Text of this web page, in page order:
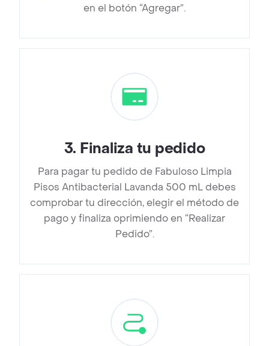
en el botón “Agregar”.
3. Finaliza tu pedido
Para pagar tu pedido de Fabuloso Limpia
Pisos Antibacterial Lavanda 500 mL debes
comprobar tu dirección, elegir el método de
pago y finaliza oprimiendo en “Realizar
Pedido”.